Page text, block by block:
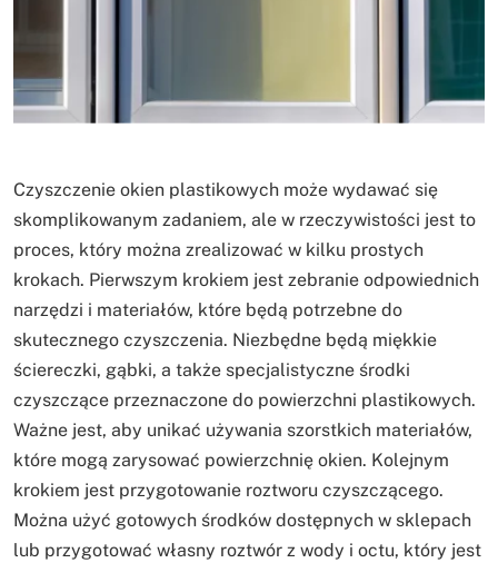
Czyszczenie okien plastikowych może wydawać się
skomplikowanym zadaniem, ale w rzeczywistości jest to
proces, który można zrealizować w kilku prostych
krokach. Pierwszym krokiem jest zebranie odpowiednich
narzędzi i materiałów, które będą potrzebne do
skutecznego czyszczenia. Niezbędne będą miękkie
ściereczki, gąbki, a także specjalistyczne środki
czyszczące przeznaczone do powierzchni plastikowych.
Ważne jest, aby unikać używania szorstkich materiałów,
które mogą zarysować powierzchnię okien. Kolejnym
krokiem jest przygotowanie roztworu czyszczącego.
Można użyć gotowych środków dostępnych w sklepach
lub przygotować własny roztwór z wody i octu, który jest